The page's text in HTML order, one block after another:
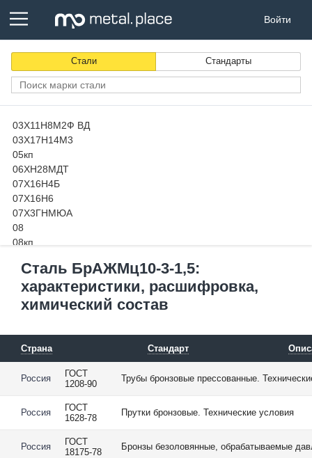
Войти
Стали Стандарты
03Х11Н8М2Ф ВД
03Х17Н14М3
05кп
06ХН28МДТ
07Х16Н4Б
07Х16Н6
07Х3ГНМЮА
08
08кп
08Х13
08х14МФ-Ш
08Х15Н24В4ТР
08Х18Г8Н2Т /
0Х18Г8Н2Т
08Х18Н10Т
08Х21Н6М2Т
08Ю
Сталь БрАЖМц10-3-1,5:
характеристики, расшифровка,
химический состав
Страна Стандарт
Россия
ГОСТ
1208-90
Трубы бронзовые прессованные.
Россия
ГОСТ
1628-78
Прутки бронзовые. Технические условия
Россия
ГОСТ
18175-78
Бронзы безоловянные, обрабатываемые